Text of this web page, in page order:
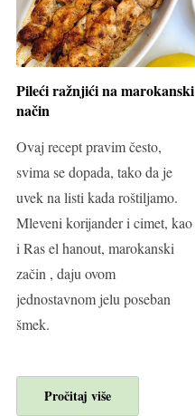
Pileći ražnjići na marokanski
način
Ovaj recept pravim često,
svima se dopada, tako da je
uvek na listi kada roštiljamo.
Mleveni korijander i cimet, kao
i Ras el hanout, marokanski
začin , daju ovom
jednostavnom jelu poseban
šmek.
Pročitaj više